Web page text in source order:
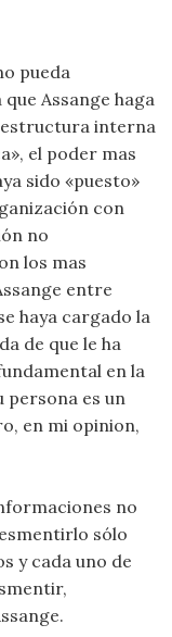
pueda
Assange haga
interna
el poder mas
sido «puesto»
con
no
los mas
entre
haya cargado la
de que le ha
en la
persona es un
en mi opinion,
no
sólo
y cada uno de